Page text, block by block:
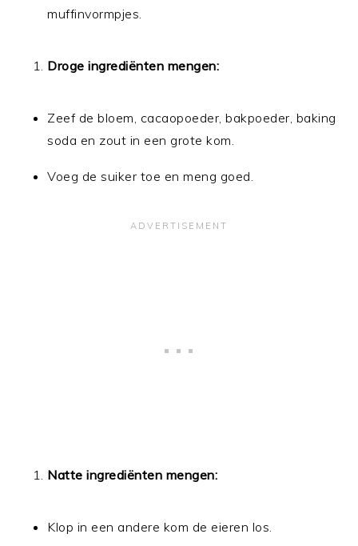
muffinvormpjes.
Droge ingrediënten mengen:
Zeef de bloem, cacaopoeder, bakpoeder, baking
soda en zout in een grote kom.
Voeg de suiker toe en meng goed.
Natte ingrediënten mengen:
Klop in een andere kom de eieren los.